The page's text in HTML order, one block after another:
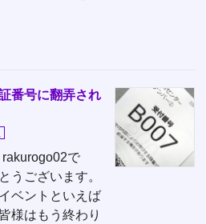
番号に翻弄され
で
うございます。
ベントといえば
様はもう終わり